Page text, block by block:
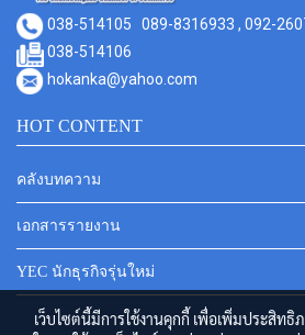
038-514105 089-8316933 , 092-
038-514106
hokanka@yahoo.com
HOT CONTENT
คลังบทความ
เอกสารรายงาน
YEC นักธุรกิจรุ่นใหม่
เว็บไซต์นี้มีการใช้งานคุกกี้ เพื่อเพิ่มประสิท